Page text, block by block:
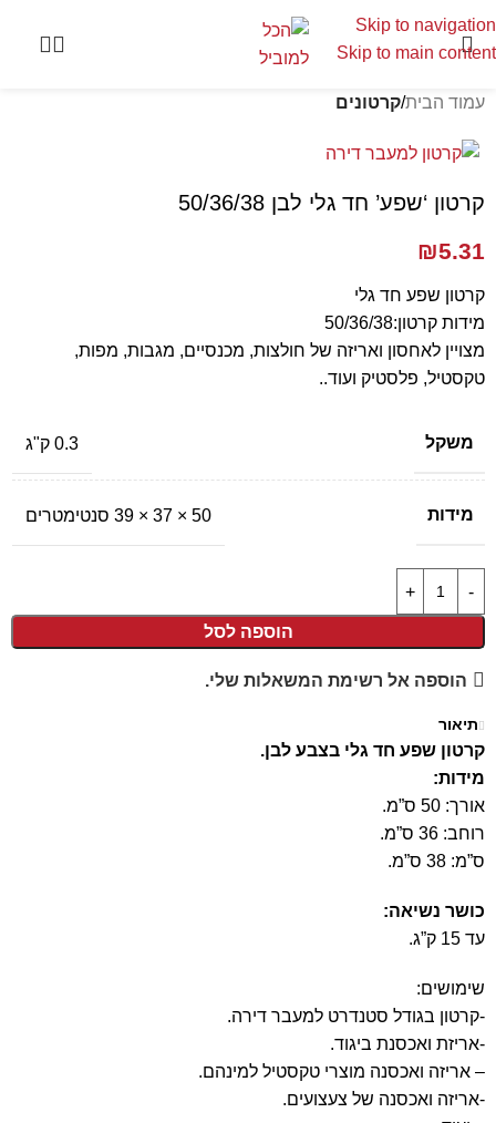
Skip to navigation
Skip to main content
עמוד הבית קרטונים
קרטון ‘שפע’ חד גלי לבן 50/36/38
₪5.31
קרטון שפע חד גלי
מידות קרטון:50/36/38
מצויין לאחסון ואריזה של חולצות, מכנסיים, מגבות, מפות,
טקסטיל, פלסטיק ועוד..
משקל 0.3 ק"ג
מידות 50 × 37 × 39 סנטימטרים
הוספה לסל
הוספה אל רשימת המשאלות שלי.
תיאור
קרטון שפע חד גלי בצבע לבן.
מידות:
אורך: 50 ס”מ.
רוחב: 36 ס”מ.
ס”מ: 38 ס”מ.
כושר נשיאה:
עד 15 ק”ג.
שימושים:
-קרטון בגודל סטנדרט למעבר דירה.
-אריזת ואכסנת ביגוד.
– אריזה ואכסנה מוצרי טקסטיל למינהם.
-אריזה ואכסנה של צעצועים.